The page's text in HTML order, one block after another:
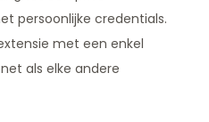
persoonlijke credentials.
met een enkel
als elke andere